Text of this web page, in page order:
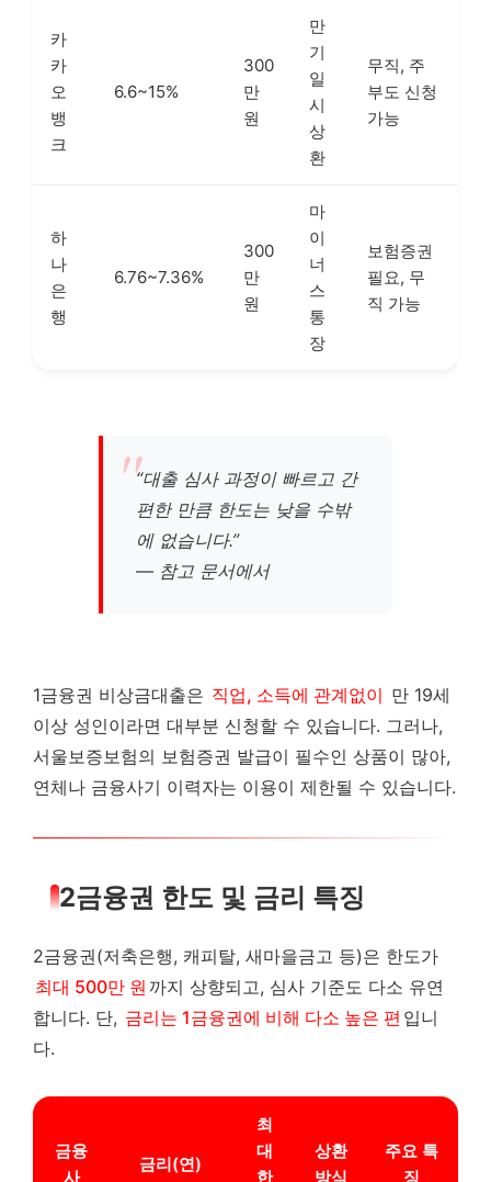
카
카
오
뱅
크
6.6~15%
300
만
원
만
기
일
시
상
환
무직, 주
부도 신청
가능
하
나
은
행
6.76~7.36%
300
만
원
마
이
너
스
통
장
보험증권
필요, 무
직 가능
“대출 심사 과정이 빠르고 간
편한 만큼 한도는 낮을 수밖
에 없습니다.”
— 참고 문서에서
1금융권 비상금대출은 직업, 소득에 관계없이 만 19세
이상 성인이라면 대부분 신청할 수 있습니다. 그러나,
서울보증보험의 보험증권 발급이 필수인 상품이 많아,
연체나 금융사기 이력자는 이용이 제한될 수 있습니다.
2금융권 한도 및 금리 특징
2금융권(저축은행, 캐피탈, 새마을금고 등)은 한도가
최대 500만 원 까지 상향되고, 심사 기준도 다소 유연
합니다. 단, 금리는 1금융권에 비해 다소 높은 편 입니
다.
금융
사
금리(연)
최
대
한
상환
방식
주요 특
징